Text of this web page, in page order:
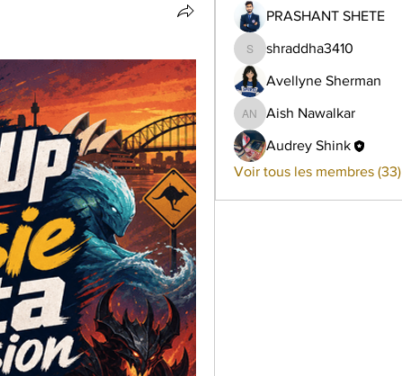
PRASHANT SHETE
shraddha3410
shraddha3410
Avellyne Sherman
Aish Nawalkar
Aish Nawalkar
Audrey Shink
Voir tous les membres (33)